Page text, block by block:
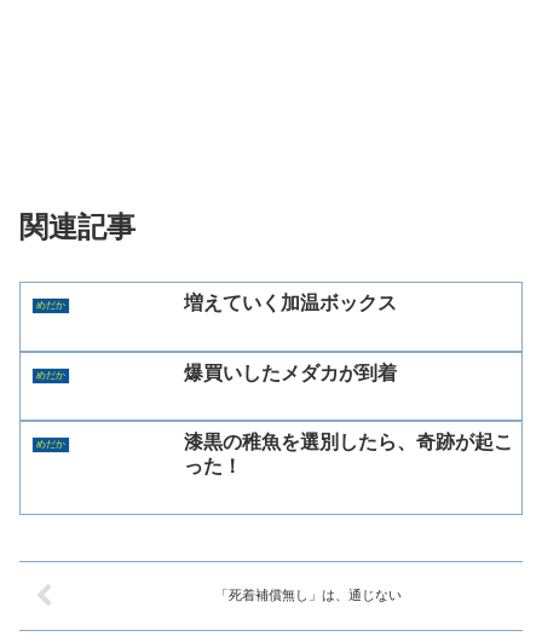
関連記事
めだか 増えていく加温ボックス
めだか 爆買いしたメダカが到着
めだか
漆黒の稚魚を選別したら、奇跡が起こ
った！
「死着補償無し」は、通じない